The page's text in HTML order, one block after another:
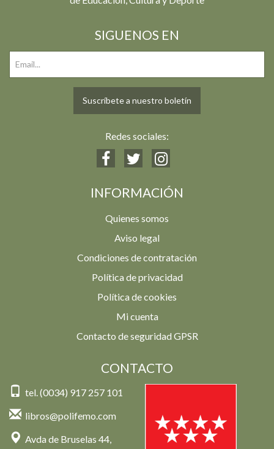
SIGUENOS EN
Suscríbete a nuestro boletín
Redes sociales:
INFORMACIÓN
Quienes somos
Aviso legal
Condiciones de contratación
Política de privacidad
Política de cookies
Mi cuenta
Contacto de seguridad GPSR
CONTACTO
tel. (0034) 917 257 101
libros@polifemo.com
Avda de Bruselas 44,